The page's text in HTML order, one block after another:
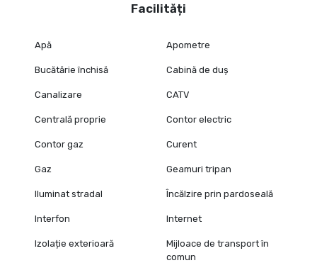
Facilități
Apă Apometre
Bucătărie închisă Cabină de duș
Canalizare CATV
Centrală proprie Contor electric
Contor gaz Curent
Gaz Geamuri tripan
Iluminat stradal Încălzire prin pardoseală
Interfon Internet
Izolație exterioară
Mijloace de transport în
comun